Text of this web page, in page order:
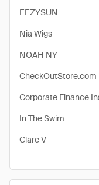
EEZYSUN
Nia Wigs
NOAH NY
CheckOutStore.com
Corporate Finance
In The Swim
Clare V